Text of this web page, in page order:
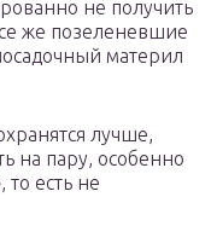
не получить
же позеленевшие
материл
лучше,
на пару, особенно
то есть не